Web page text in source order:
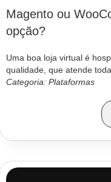
Magento ou
opção?
Uma boa loja virtual é
qualidade, que atende
Categoria: Plataformas